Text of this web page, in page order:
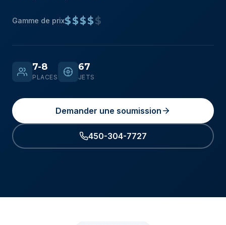
Gamme de prix$$$$$
7-8
PLACES
67
JETS
Demander une soumission
450-304-7727